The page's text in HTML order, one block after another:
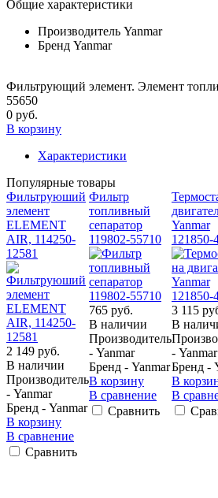
Общие характеристики
Производитель Yanmar
Бренд Yanmar
Фильтрующий элемент. Элемент
55650
0 руб.
В корзину
Характеристики
Популярные товары
Фильтруюший
элемент
ELEMENT
AIR, 114250-
12581
2 149 руб.
В наличии
Производитель
- Yanmar
Бренд - Yanmar
В корзину
В сравнение
Сравнить
Фильтр
топливный
сепаратор
119802-55710
765 руб.
В наличии
Производитель
- Yanmar
Бренд - Yanmar
В корзину
В сравнение
Сравнить
Yanmar
121850-
3 115
В
- Yanmar
Бренд -
В
В